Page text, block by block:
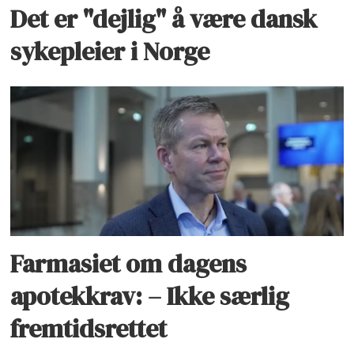
Det er "dejlig" å være dansk
sykepleier i Norge
Farmasiet om dagens
apotekkrav: – Ikke særlig
fremtidsrettet